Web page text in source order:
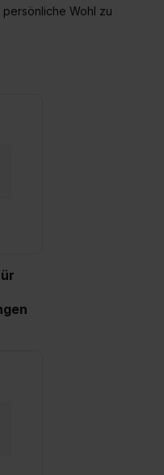
Wohl zu